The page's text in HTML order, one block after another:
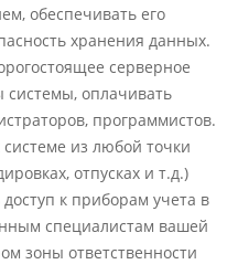
обеспечивать его
хранения данных.
серверное
системы, оплачивать
программистов.
из любой точки
отпусках и т.д.)
к приборам учета в
специалистам вашей
зоны ответственности